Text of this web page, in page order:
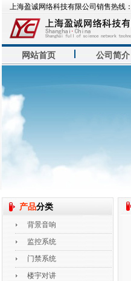
上海盈诚网络科技有限公司销售热线：
网站首页 公司简介
产品分类
背景音响
监控系统
门禁系统
楼宇对讲